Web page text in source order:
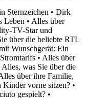
Sternzeichen • Dirk
Leben • Alles über
TV-Star und
über die beliebte RTL
Wunschgerät: Ein
• Alles über
was Sie über die
über ihre Familie,
vorne sitzen? •
gespielt? •